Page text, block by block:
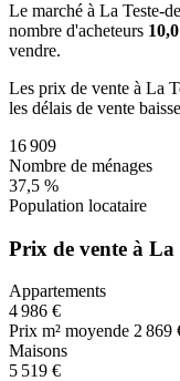
Le marché à La Teste-
nombre d'acheteurs
vendre.
Les prix de vente à La
les délais de vente
16 909
Nombre de ménages
37,5 %
Population locataire
Prix de vente à La
Appartements
4 986 €
Prix m² moyende 2 869
Maisons
5 519 €